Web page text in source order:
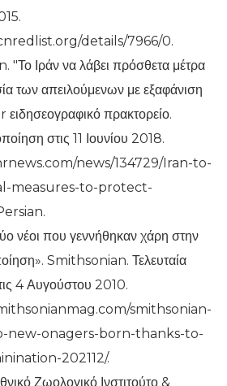
details/7966/0.
"Το Ιράν να λάβει πρόσθετα μέτρα
των απειλούμενων με εξαφάνιση
πρακτορείο.
στις 11 Ιουνίου 2018.
news/134729/Iran-to-
measures-to-protect-
νέοι που γεννήθηκαν χάρη στην
Smithsonian. Τελευταία
4 Αυγούστου 2010.
smithsonian-
new-onagers-born-thanks-to-
202112/.
Ζωολογικό Ινστιτούτο &